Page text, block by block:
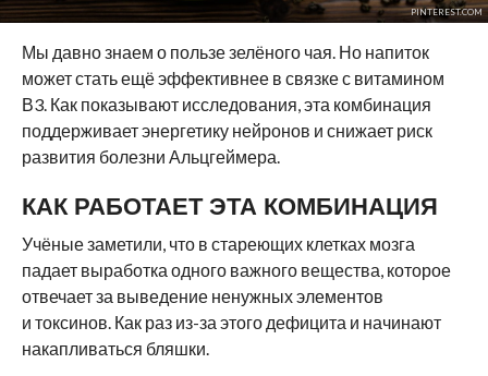
PINTEREST.COM
Мы давно знаем о пользе зелёного чая. Но напиток
может стать ещё эффективнее в связке с витамином
В3. Как показывают исследования, эта комбинация
поддерживает энергетику нейронов и снижает риск
развития болезни Альцгеймера.
КАК РАБОТАЕТ ЭТА КОМБИНАЦИЯ
Учёные заметили, что в стареющих клетках мозга
падает выработка одного важного вещества, которое
отвечает за выведение ненужных элементов
и токсинов. Как раз из-за этого дефицита и начинают
накапливаться бляшки.